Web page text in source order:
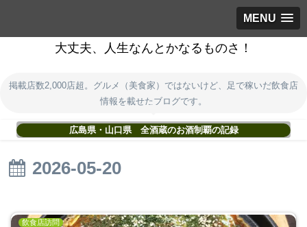
MENU
大丈夫、人生なんとかなるものさ！
掲載店数2,000店超。グルメ（美食家）ではないけど、足で稼いだ飲食店
情報を載せたブログです。
広島県・山口県 全酒蔵のお酒制覇の記録
2026-05-20
飲食店訪問